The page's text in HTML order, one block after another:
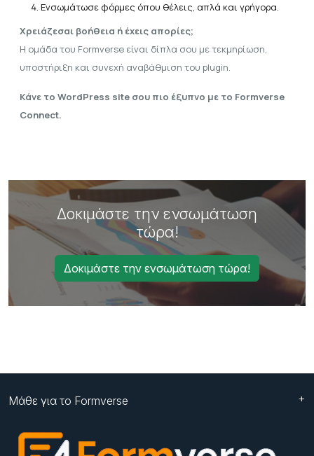
Ενσωμάτωσε φόρμες όπου θέλεις, απλά και γρήγορα.
Χρειάζεσαι βοήθεια ή έχεις απορίες;
Η ομάδα του Formverse είναι δίπλα σου με τεκμηρίωση,
υποστήριξη και συνεχή αναβάθμιση του plugin.
Κάνε το WordPress site σου πιο έξυπνο με το Formverse
Connect.
Δοκιμάστε την ενσωμάτωση
τώρα!
Δοκιμάστε την ενσωμάτωση τώρα!
Μάθε για το Formverse